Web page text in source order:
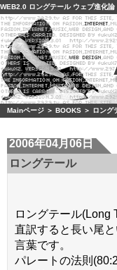
WEB2.0 ロングテール ウェブ進化論
Mainページ ＞ BOOKS ＞ ロング
2006年04月06日
ロングテール
ロングテール(Long
直訳すると長い尾
言葉です。
パレートの法則